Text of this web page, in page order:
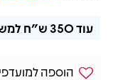
עוד350 ש"ח
הוספה